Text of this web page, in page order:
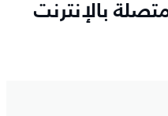
بالإنترنت